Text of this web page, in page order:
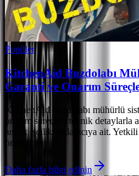
Popüler
KitchenAid Buzdolabı
Garanti ve Onarım
KitchenAid buzdolabı mühürlü
onarım süreçleri teknik detaylarla
ancak işçilik kullanıcıya ait.
önemlidir.
Daha fazla bilgi edinin